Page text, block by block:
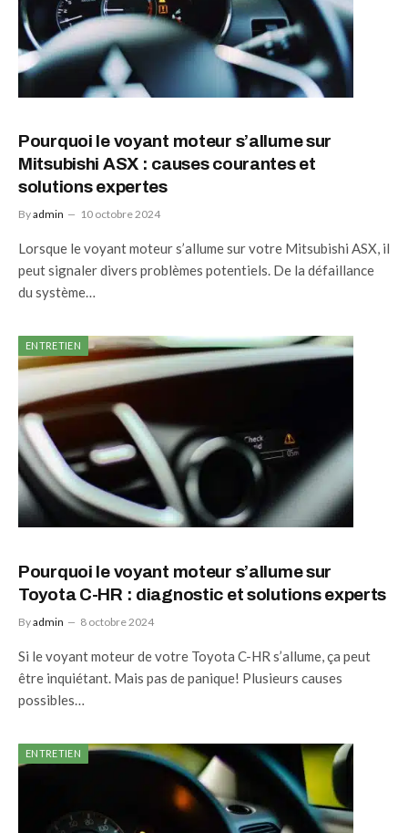
Pourquoi le voyant moteur s’allume sur
Mitsubishi ASX : causes courantes et
solutions expertes
Byadmin 10 octobre 2024
Lorsque le voyant moteur s’allume sur votre Mitsubishi ASX, il
peut signaler divers problèmes potentiels. De la défaillance
du système…
ENTRETIEN
Pourquoi le voyant moteur s’allume sur
Toyota C-HR : diagnostic et solutions experts
Byadmin 8 octobre 2024
Si le voyant moteur de votre Toyota C-HR s’allume, ça peut
être inquiétant. Mais pas de panique! Plusieurs causes
possibles…
ENTRETIEN